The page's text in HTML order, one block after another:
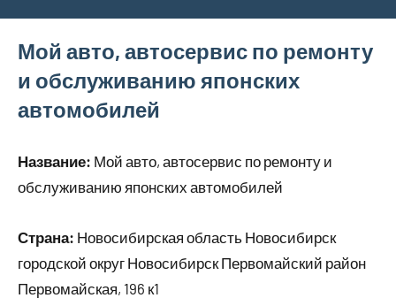
Мой авто, автосервис по ремонту
и обслуживанию японских
автомобилей
Название: Мой авто, автосервис по ремонту и
обслуживанию японских автомобилей
Страна: Новосибирская область Новосибирск
городской округ Новосибирск Первомайский район
Первомайская, 196 к1